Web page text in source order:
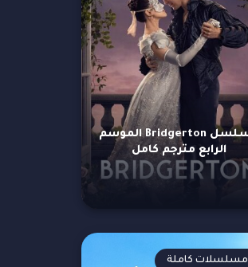
مسلسل Bridgerton الموسم
الرابع مترجم كامل
مسلسلات كاملة